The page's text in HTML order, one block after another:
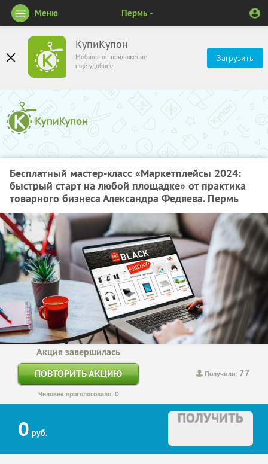
КупиКупон
Мобильное приложение
ещё удобнее
Загрузить
Меню Пермь
Бесплатный мастер-класс «Маркетплейсы 2024:
быстрый старт на любой площадке» от практика
товарного бизнеса Александра Федяева. Пермь
Получили: 77
Акция завершилась
ПОВТОРИТЬ АКЦИЮ
Человек проголосовало: 0
0 руб.
ПОЛУЧИТЬ